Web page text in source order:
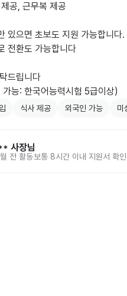
공, 근무복 제공
있으면 초보도 지원 가능합니다.
전환도 가능합니다
드립니다
가능: 한국어능력시험 5급이상)
식사 제공 외국인 가능 미
사장님
전 활동보통 8시간 이내 지원서 확인